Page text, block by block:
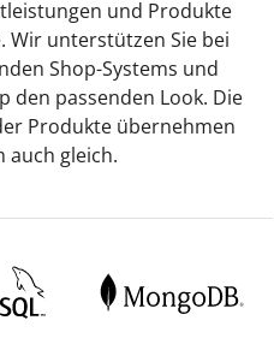
und Produkte
Wir unterstützen Sie bei
Shop-Systems und
den passenden Look. Die
Produkte übernehmen
auch gleich.